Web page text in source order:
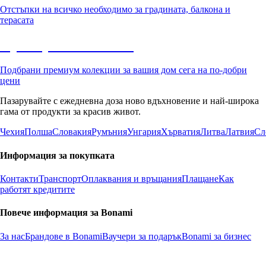
Отстъпки на всичко необходимо за градината, балкона и
терасата
Подбрани премиум колекции за вашия дом сега на по-добри
цени
Пазарувайте с ежедневна доза ново вдъхновение и най-широка
гама от продукти за красив живот.
ЧехияПолшаСловакияРумънияУнгарияХърватияЛитваЛатвия
Информация за покупката
КонтактиТранспортОплаквания и връщанияПлащанеКак
работят кредитите
Повече информация за Bonami
За насБрандове в BonamiВаучери за подаръкBonami за бизнес